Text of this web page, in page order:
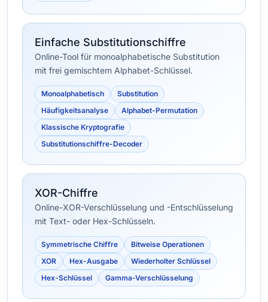
Einfache Substitutionschiffre
Online-Tool für monoalphabetische Substitution
mit frei gemischtem Alphabet-Schlüssel.
Monoalphabetisch
Substitution
Häufigkeitsanalyse
Alphabet-Permutation
Klassische Kryptografie
Substitutionschiffre-Decoder
XOR-Chiffre
Online-XOR-Verschlüsselung und -Entschlüsselung
mit Text- oder Hex-Schlüsseln.
Symmetrische Chiffre
Bitweise Operationen
XOR
Hex-Ausgabe
Wiederholter Schlüssel
Hex-Schlüssel
Gamma-Verschlüsselung